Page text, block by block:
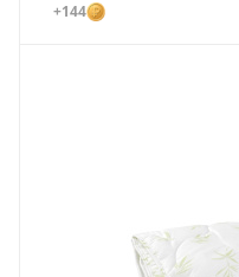
+144